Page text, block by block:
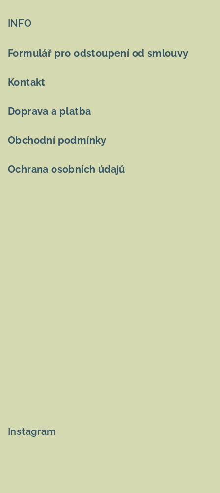
INFO
Formulář pro odstoupení od smlouvy
Kontakt
Doprava a platba
Obchodní podmínky
Ochrana osobních údajů
Instagram